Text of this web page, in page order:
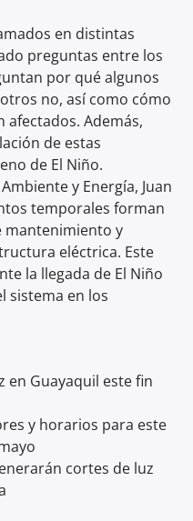
en distintas
preguntas entre los
por qué algunos
no, así como cómo
afectados. Además,
de estas
de El Niño.
y Energía, Juan
temporales forman
mantenimiento y
eléctrica. Este
la llegada de El Niño
sistema en los
en Guayaquil este fin
y horarios para este
cortes de luz